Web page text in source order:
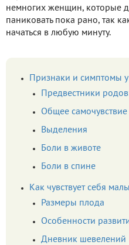
немногих женщин, которые
паниковать пока рано, так
начаться в любую минуту.
Признаки и симптомы
Предвестники
Общее самочувствие
Выделения
Боли в животе
Боли в спине
Как чувствует себя
Размеры плода
Особенности
Дневник шевелений